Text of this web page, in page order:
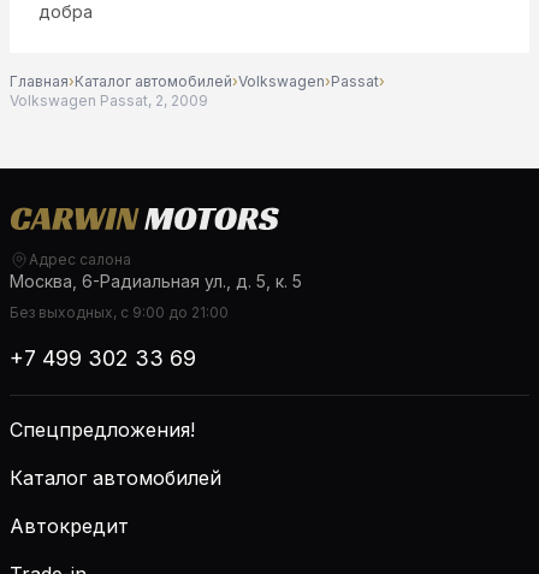
добра
Главная›Каталог автомобилей›Volkswagen›Passat›
Volkswagen Passat, 2, 2009
Адрес салона
Москва, 6-Радиальная ул., д. 5, к. 5
Без выходных, с 9:00 до 21:00
+7 499 302 33 69
Спецпредложения!
Каталог автомобилей
Автокредит